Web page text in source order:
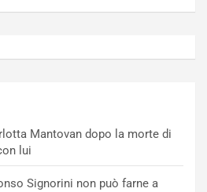
Mantovan dopo la morte di
lui
Signorini non può farne a